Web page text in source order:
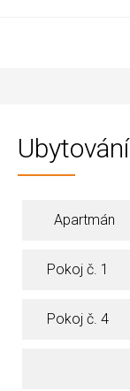
Ubytování
Apartmán
Pokoj č. 1
Pokoj č. 4